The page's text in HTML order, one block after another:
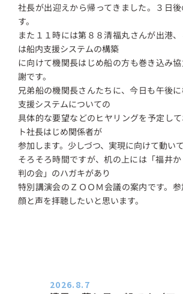
社長が出迎えから帰ってきました。３日
す。
また１１時には第８８清福丸さんが出港
は船内支援システムの構築
に向けて機関長はじめ船の方も巻き込み
謝です。
兄弟船の機関長さんたちに、今日も午後に
支援システムについての
具体的な要望などのヒヤリングを予定し
ト社長はじめ関係者が
参加します。少しづつ、実現に向けて動いて
そろそろ時間ですが、机の上には「福井
判の会」のハガキがあり
特別講演会のＺＯＯＭ会議の案内です。
顔と声を拝聴したいと思います。
2026.8.7